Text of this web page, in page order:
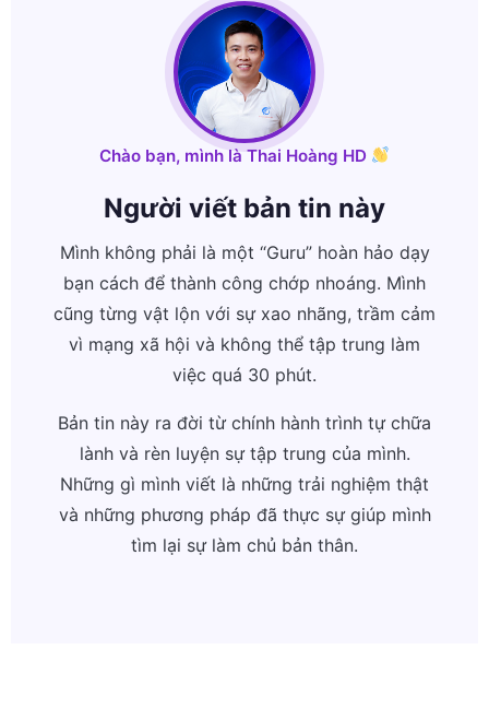
Chào bạn, mình là Thai Hoàng HD
Người viết bản tin này
Mình không phải là một “Guru” hoàn hảo dạy
bạn cách để thành công chớp nhoáng. Mình
cũng từng vật lộn với sự xao nhãng, trầm cảm
vì mạng xã hội và không thể tập trung làm
việc quá 30 phút.
Bản tin này ra đời từ chính hành trình tự chữa
lành và rèn luyện sự tập trung của mình.
Những gì mình viết là những trải nghiệm thật
và những phương pháp đã thực sự giúp mình
tìm lại sự làm chủ bản thân.